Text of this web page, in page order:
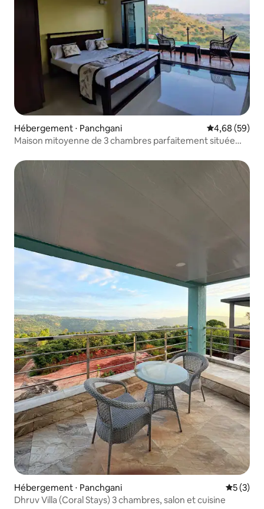
Hébergement ⋅ Panchgani Évaluation
4,68 (59)
Maison mitoyenne de 3 chambres parfaitement située
et profitent de la belle vallée en face du séjour.
Hébergement ⋅ Panchgani
5 (3)
Dhruv Villa (Coral Stays) 3 chambres, salon et cuisine